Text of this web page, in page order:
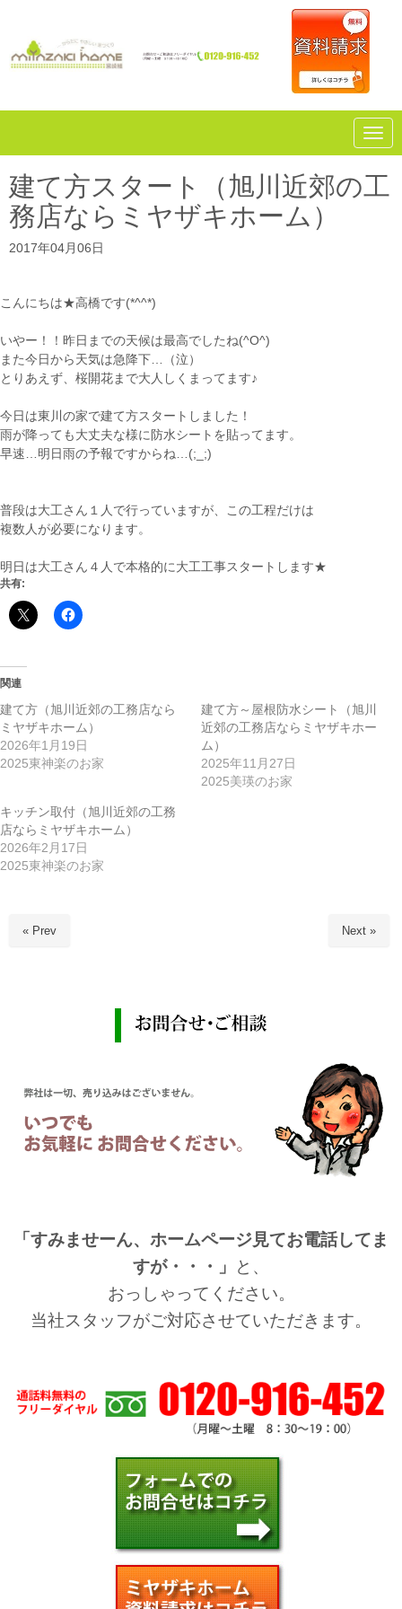
N
a
i
建て方スタート（旭川近郊の工
務店ならミヤザキホーム）
2017年04月06日
こんにちは★高橋です(*^^*)
いやー！！昨日までの天候は最高でしたね(^O^)
また今日から天気は急降下…（泣）
とりあえず、桜開花まで大人しくまってます♪
今日は東川の家で建て方スタートしました！
雨が降っても大丈夫な様に防水シートを貼ってます。
早速…明日雨の予報ですからね…(;_;)
普段は大工さん１人で行っていますが、この工程だけは
複数人が必要になります。
明日は大工さん４人で本格的に大工工事スタートします★
共有:
関連
建て方（旭川近郊の工務店なら
ミヤザキホーム）
2026年1月19日
2025東神楽のお家
建て方～屋根防水シート（旭川
近郊の工務店ならミヤザキホー
ム）
2025年11月27日
2025美瑛のお家
キッチン取付（旭川近郊の工務
店ならミヤザキホーム）
2026年2月17日
2025東神楽のお家
« Prev Next »
「すみませーん、ホームページ見てお電話してま
すが・・・」
と、
おっしゃってください。
当社スタッフがご対応させていただきます。